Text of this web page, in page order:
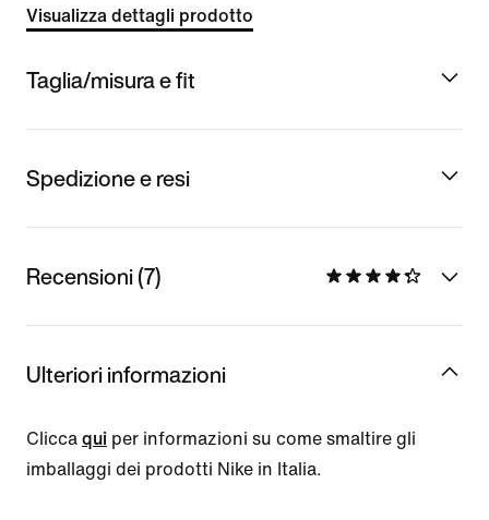
Visualizza dettagli prodotto
Taglia/misura e fit
Spedizione e resi
Recensioni (7)
Ulteriori informazioni
Clicca qui per informazioni su come smaltire gli
imballaggi dei prodotti Nike in Italia.